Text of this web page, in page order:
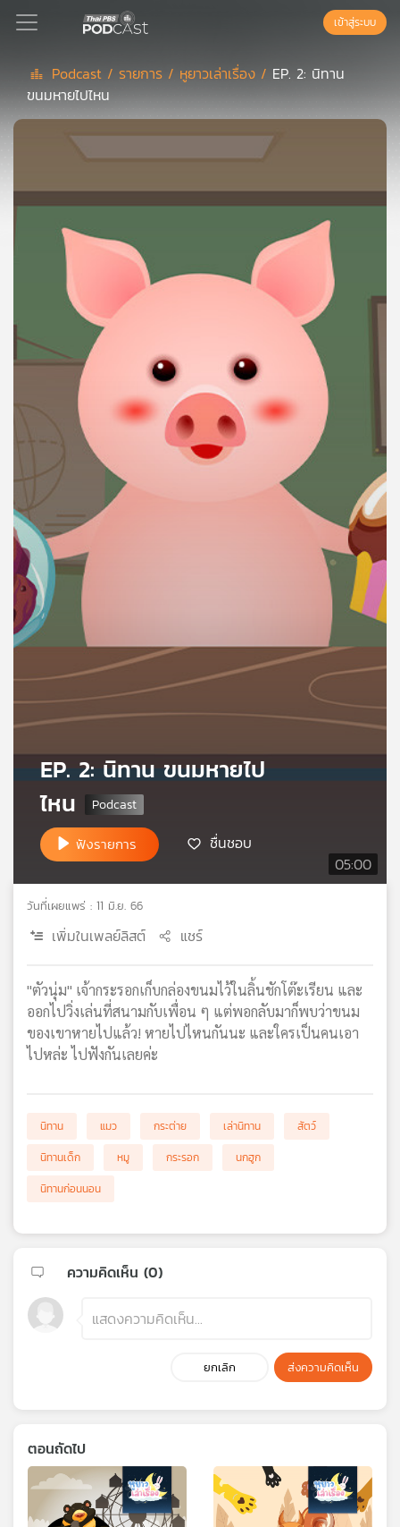
Podcast
ลิ
ย์
ลิ
สต์
คุณ
เพลง
บทความ
ข่าว
และ
กิจกรรม
เรา
ไทย
เอส
แผนที่
วิทยุ
เครือ
ข่าย
เข้าสู่ระบบ
Podcast / รายการ / หูยาวเล่าเรื่อง / EP. 2: นิทาน
ขนมหายไปไหน
05:00
EP. 2: นิทาน ขนมหายไป
ไหน
ฟังรายการ ชื่นชอบ
วันที่เผยแพร่ : 11 มิ.ย. 66
เพิ่มในเพลย์ลิสต์ แชร์
"ตัวนุ่ม" เจ้ากระรอกเก็บกล่องขนมไว้ในลิ้นชักโต๊ะเรียน และ
ออกไปวิ่งเล่นที่สนามกับเพื่อน ๆ แต่พอกลับมาก็พบว่าขนม
ของเขาหายไปแล้ว! หายไปไหนกันนะ และใครเป็นคนเอา
ไปหล่ะ ไปฟังกันเลยค่ะ
นิทาน แมว กระต่าย เล่านิทาน
สัตว์
นิทานเด็ก
หมู กระรอก
นกฮูก
นิทานก่อนนอน
ความคิดเห็น (0)
ยกเลิก ส่งความคิดเห็น
ตอนถัดไป